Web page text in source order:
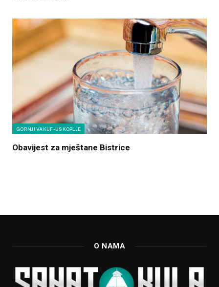
GORNJI VAKUF-USKOPLJE
Obavijest za mještane Bistrice
O NAMA